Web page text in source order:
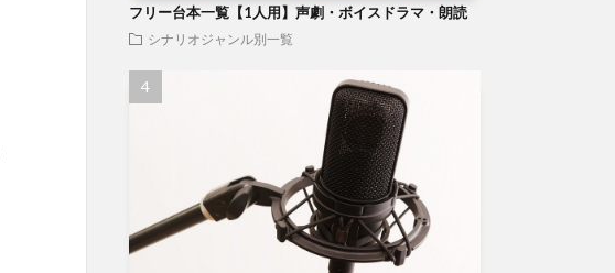
フリー台本一覧【1人用】声劇・ボイスドラマ・朗読
シナリオジャンル別一覧